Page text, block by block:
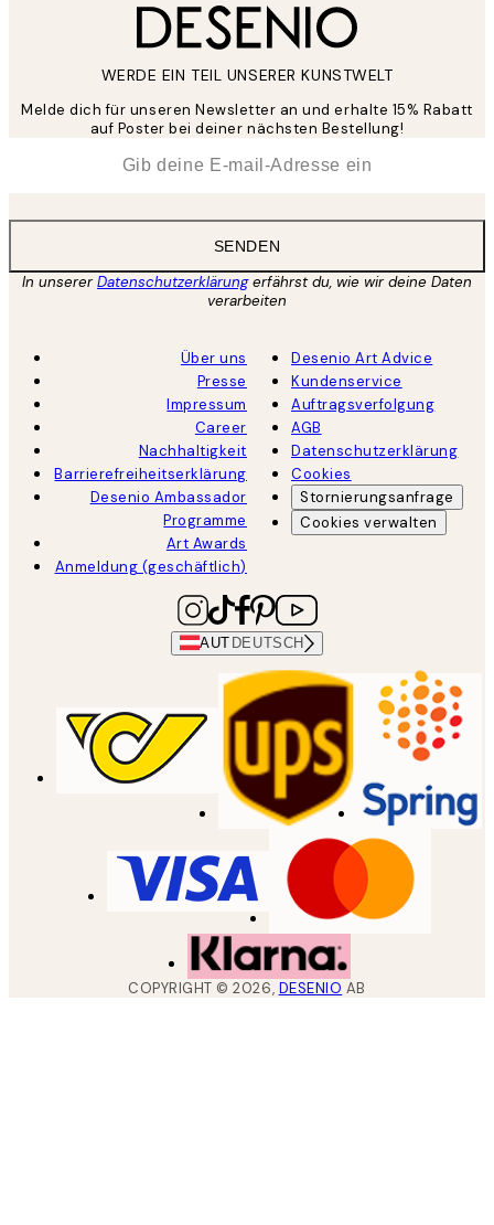
WERDE EIN TEIL UNSERER KUNSTWELT
Melde dich für unseren Newsletter an und erhalte 15% Rabatt
auf Poster bei deiner nächsten Bestellung!
SENDEN
In unsererDatenschutzerklärungerfährst du, wie wir deine Daten
verarbeiten
Über uns
Presse
Impressum
Career
Nachhaltigkeit
Barrierefreiheitserklärung
Desenio Ambassador
Programme
Art Awards
Anmeldung (geschäftlich)
Desenio Art Advice
Kundenservice
Auftragsverfolgung
AGB
Datenschutzerklärung
Cookies
Stornierungsanfrage
Cookies verwalten
AUT DEUTSCH
COPYRIGHT ©2026, DESENIO AB